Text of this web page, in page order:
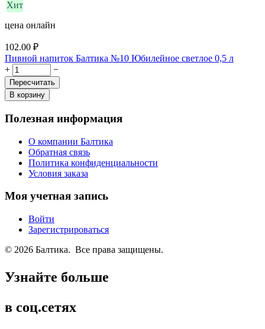
Хит
цена онлайн
102.00 ₽
Пивной напиток Балтика №10 Юбилейное светлое 0,5 л
+
−
Пересчитать
В корзину
Полезная информация
О компании Балтика
Обратная связь
Политика конфиденциальности
Условия заказа
Моя учетная запись
Войти
Зарегистрироваться
© 2026 Балтика. Все права защищены.
Узнайте больше
в соц.сетях